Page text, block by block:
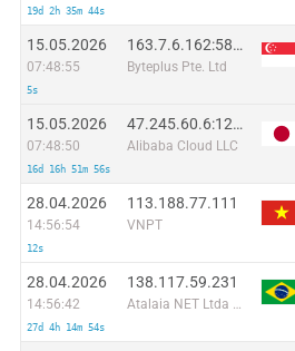
19d 2h 35m 44s
15.05.2026
07:48:55
5s
163.7.6.162:58677
Byteplus Pte. Ltd
15.05.2026
07:48:50
16d 16h 51m 56s
47.245.60.6:12631
Alibaba Cloud LLC
28.04.2026
14:56:54
12s
113.188.77.111
VNPT
28.04.2026
14:56:42
27d 4h 14m 54s
138.117.59.231
Atalaia NET Ltda - ME